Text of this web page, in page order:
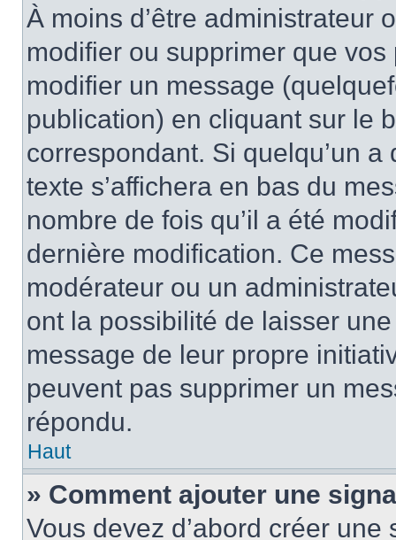
À moins d’être administrateur
modifier ou supprimer que
modifier un message
publication) en cliquant sur le
correspondant. Si quelqu’un
texte s’affichera en bas du
nombre de fois qu’il a été
dernière modification. Ce
modérateur ou un
ont la possibilité de laisser
message de leur propre
peuvent pas supprimer un
répondu.
Haut
» Comment ajouter une
Vous devez d’abord créer